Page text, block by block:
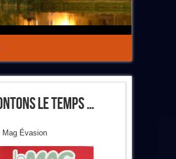
Le Temps …
Mag Évasion